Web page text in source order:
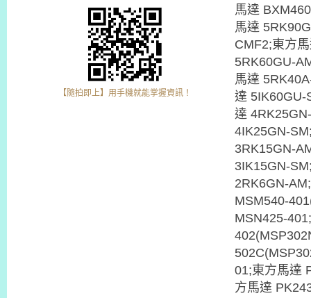
馬達
馬達
CMF2;東方
5RK60GU-
馬達
達 5IK60GU-
達
4IK25GN-
3RK15GN-
3IK15GN-
2RK6GN-
MSM540-
MSN425-
01;東方馬達
方馬達
【隨拍即上】用手機就能掌握資訊！